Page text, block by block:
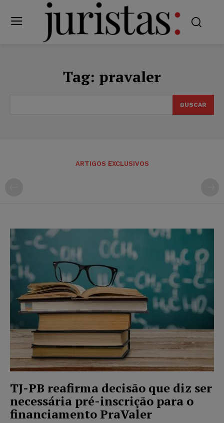
Tag: pravaler
BUSCAR
ARTIGOS EXCLUSIVOS
TJ-PB reafirma decisão que diz ser
necessária pré-inscrição para o
financiamento PraValer